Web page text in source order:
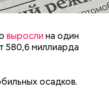
выросли на один
580,6 миллиарда
осадков.
и
50–100 грамм в день, и